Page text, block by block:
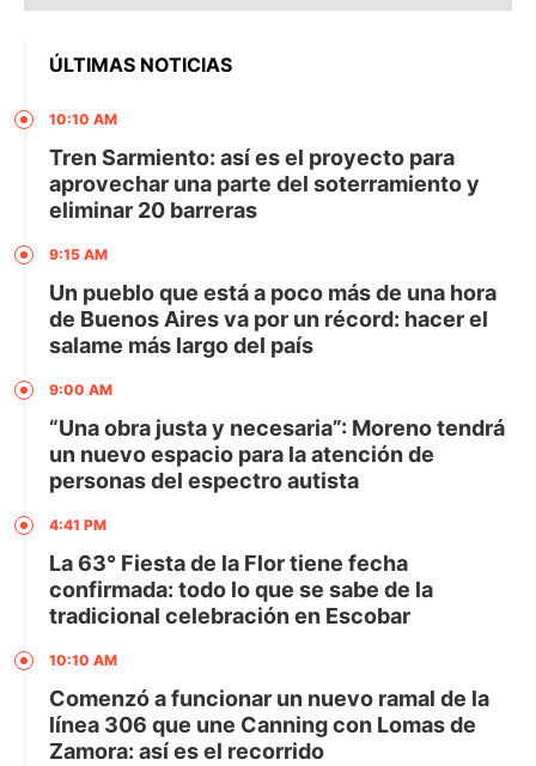
ÚLTIMAS NOTICIAS
10:10 AM
Tren Sarmiento: así es el proyecto para
aprovechar una parte del soterramiento y
eliminar 20 barreras
9:15 AM
Un pueblo que está a poco más de una hora
de Buenos Aires va por un récord: hacer el
salame más largo del país
9:00 AM
“Una obra justa y necesaria”: Moreno tendrá
un nuevo espacio para la atención de
personas del espectro autista
4:41 PM
La 63° Fiesta de la Flor tiene fecha
confirmada: todo lo que se sabe de la
tradicional celebración en Escobar
10:10 AM
Comenzó a funcionar un nuevo ramal de la
línea 306 que une Canning con Lomas de
Zamora: así es el recorrido